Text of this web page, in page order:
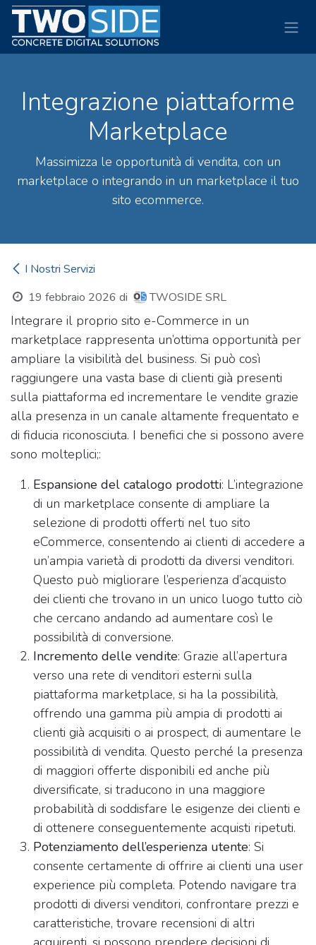
Passa al contenuto
Integrazione piattaforme
Marketplace
Massimizza le opportunità di vendita, con un
marketplace o integrando in un marketplace il tuo
sito ecommerce.
I Nostri Servizi
19 febbraio 2026 di TWOSIDE SRL
Integrare il proprio sito e-Commerce in un
marketplace rappresenta un’ottima opportunità per
ampliare la visibilità del business. Si può così
raggiungere una vasta base di clienti già presenti
sulla piattaforma ed incrementare le vendite grazie
alla presenza in un canale altamente frequentato e
di fiducia riconosciuta. I benefici che si possono avere
sono molteplici;:
Espansione del catalogo prodotti: L’integrazione
di un marketplace consente di ampliare la
selezione di prodotti offerti nel tuo sito
eCommerce, consentendo ai clienti di accedere a
un’ampia varietà di prodotti da diversi venditori.
Questo può migliorare l’esperienza d’acquisto
dei clienti che trovano in un unico luogo tutto ciò
che cercano andando ad aumentare così le
possibilità di conversione.
Incremento delle vendite: Grazie all’apertura
verso una rete di venditori esterni sulla
piattaforma marketplace, si ha la possibilità,
offrendo una gamma più ampia di prodotti ai
clienti già acquisiti o ai prospect, di aumentare le
possibilità di vendita. Questo perché la presenza
di maggiori offerte disponibili ed anche più
diversificate, si traducono in una maggiore
probabilità di soddisfare le esigenze dei clienti e
di ottenere conseguentemente acquisti ripetuti.
Potenziamento dell’esperienza utente: Si
consente certamente di offrire ai clienti una user
experience più completa. Potendo navigare tra
prodotti di diversi venditori, confrontare prezzi e
caratteristiche, trovare recensioni di altri